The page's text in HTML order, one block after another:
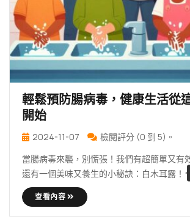
輕鬆預防腸病毒，健康生活從
開始
2024-11-07
檢閱評分 (0 到 5)。
當腸病毒來襲，別慌張！我們有超簡單又有
還有一個美味又養生的小秘訣：白木耳露！
毒 … 繼續 輕鬆預防腸病毒，健康生活從這
查看內容